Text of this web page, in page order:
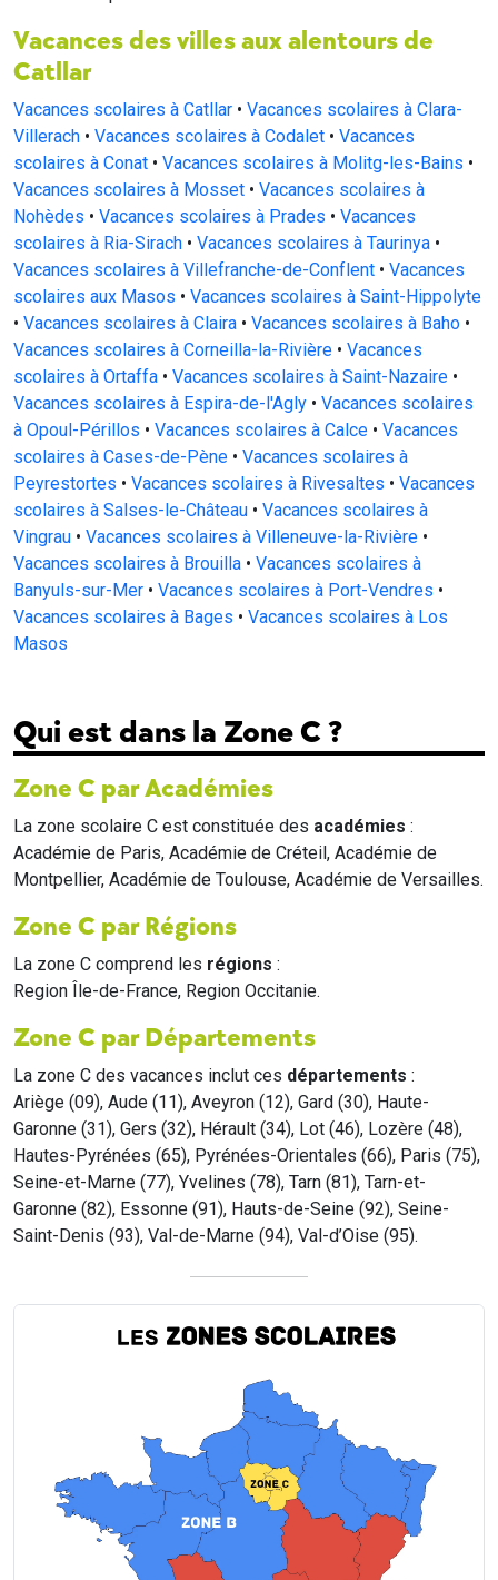
Vacances des villes aux alentours de
Catllar
Vacances scolaires à Catllar • Vacances scolaires à Clara-
Villerach • Vacances scolaires à Codalet • Vacances
scolaires à Conat • Vacances scolaires à Molitg-les-Bains •
Vacances scolaires à Mosset • Vacances scolaires à
Nohèdes • Vacances scolaires à Prades • Vacances
scolaires à Ria-Sirach • Vacances scolaires à Taurinya •
Vacances scolaires à Villefranche-de-Conflent • Vacances
scolaires aux Masos • Vacances scolaires à Saint-Hippolyte
• Vacances scolaires à Claira • Vacances scolaires à Baho •
Vacances scolaires à Corneilla-la-Rivière • Vacances
scolaires à Ortaffa • Vacances scolaires à Saint-Nazaire •
Vacances scolaires à Espira-de-l'Agly • Vacances scolaires
à Opoul-Périllos • Vacances scolaires à Calce • Vacances
scolaires à Cases-de-Pène • Vacances scolaires à
Peyrestortes • Vacances scolaires à Rivesaltes • Vacances
scolaires à Salses-le-Château • Vacances scolaires à
Vingrau • Vacances scolaires à Villeneuve-la-Rivière •
Vacances scolaires à Brouilla • Vacances scolaires à
Banyuls-sur-Mer • Vacances scolaires à Port-Vendres •
Vacances scolaires à Bages • Vacances scolaires à Los
Masos
Qui est dans la Zone C ?
Zone C par Académies
La zone scolaire C est constituée des académies :
Académie de Paris, Académie de Créteil, Académie de
Montpellier, Académie de Toulouse, Académie de Versailles.
Zone C par Régions
La zone C comprend les régions :
Region Île-de-France, Region Occitanie.
Zone C par Départements
La zone C des vacances inclut ces départements :
Ariège (09), Aude (11), Aveyron (12), Gard (30), Haute-
Garonne (31), Gers (32), Hérault (34), Lot (46), Lozère (48),
Hautes-Pyrénées (65), Pyrénées-Orientales (66), Paris (75),
Seine-et-Marne (77), Yvelines (78), Tarn (81), Tarn-et-
Garonne (82), Essonne (91), Hauts-de-Seine (92), Seine-
Saint-Denis (93), Val-de-Marne (94), Val-d’Oise (95).